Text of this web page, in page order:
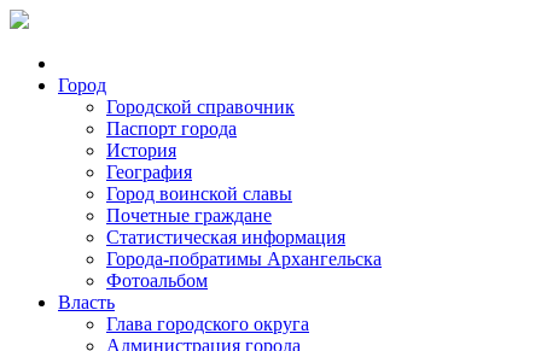
Город
Городской справочник
Паспорт города
История
География
Город воинской славы
Почетные граждане
Статистическая информация
Города-побратимы Архангельска
Фотоальбом
Власть
Глава городского округа
Администрация города